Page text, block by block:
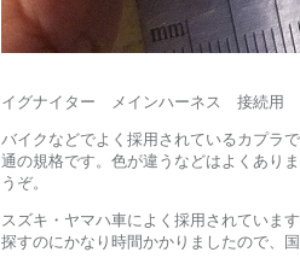
イグナイター メインハーネス 接続
バイクなどでよく採用されているカプラ
通の規格です。色が違うなどはよくあり
うぞ。
スズキ・ヤマハ車によく採用されていま
探すのにかなり時間かかりましたので、